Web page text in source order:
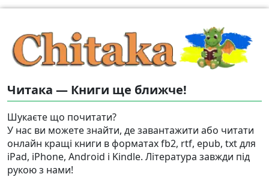
Читака — Книги ще ближче!
Шукаєте що почитати?
У нас ви можете знайти, де завантажити або читати
онлайн кращі книги в форматах fb2, rtf, epub, txt для
iPad, iPhone, Android і Kindle. Література завжди під
рукою з нами!